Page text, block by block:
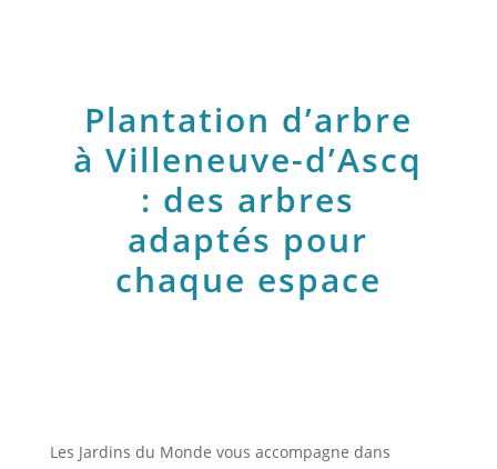
Plantation d’arbre
à Villeneuve-d’Ascq
: des arbres
adaptés pour
chaque espace
Les Jardins du Monde vous accompagne dans